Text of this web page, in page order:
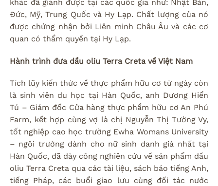
khác đã giành được tại các quốc gia như: Nhật Bản,
Đức, Mỹ, Trung Quốc và Hy Lạp. Chất lượng của nó
được chứng nhận bởi Liên minh Châu Âu và các cơ
quan có thẩm quyền tại Hy Lạp.
Hành trình đưa dầu oliu Terra Creta về Việt Nam
Tích lũy kiến thức về thực phẩm hữu cơ từ ngày còn
là sinh viên du học tại Hàn Quốc, anh Dương Hiển
Tú – Giám đốc Cửa hàng thực phẩm hữu cơ An Phú
Farm, kết hợp cùng vợ là chị Nguyễn Thị Tường Vy,
tốt nghiệp cao học trường Ewha Womans University
– ngôi trường dành cho nữ sinh danh giá nhất tại
Hàn Quốc, đã dày công nghiên cứu về sản phẩm dầu
oliu Terra Creta qua các tài liệu, sách báo tiếng Anh,
tiếng Pháp, các buổi giao lưu cùng đối tác nước